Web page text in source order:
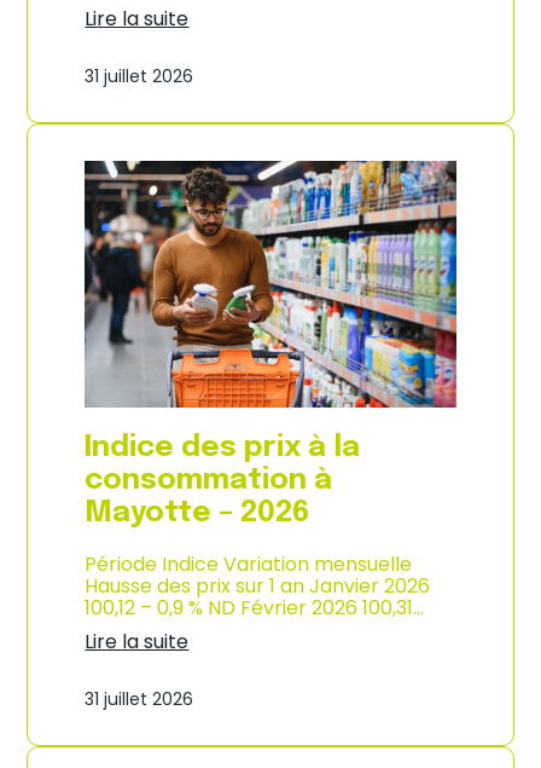
’
m
p
r
t
a
t
i
o
n
d
e
l
’
i
n
d
u
s
t
r
i
–
2
0
6
Lire la suite
n
i
e
d
e
s
r
i
x
à
l
a
c
o
n
s
o
m
a
t
i
n
n
M
31 juillet 2026
Indice des prix à la
consommation à
Mayotte – 2026
Période Indice Variation mensuelle
Hausse des prix sur 1 an Janvier 2026
100,12 – 0,9 % ND Février 2026 100,31…
Lire la suite
n
i
31 juillet 2026